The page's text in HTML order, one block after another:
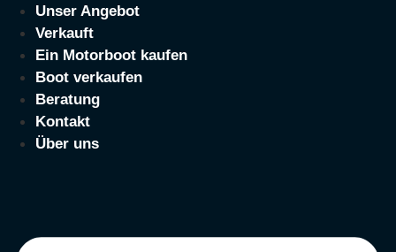
Zum
Inhalt
springen
Unser Angebot
Verkauft
Ein Motorboot kaufen
Boot verkaufen
Beratung
Kontakt
Über uns